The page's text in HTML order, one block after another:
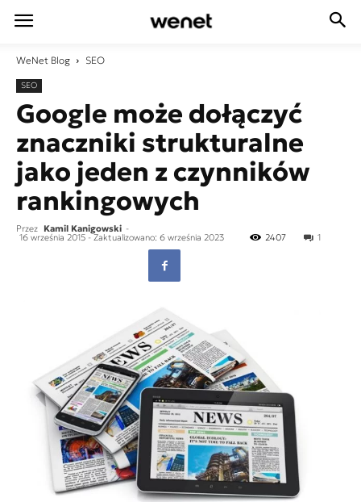
WeNet Blog SEO
SEO
Google może dołączyć
znaczniki strukturalne
jako jeden z czynników
rankingowych
Przez Kamil Kanigowski -
16 września 2015 - Zaktualizowano: 6 września 2023 1
2407